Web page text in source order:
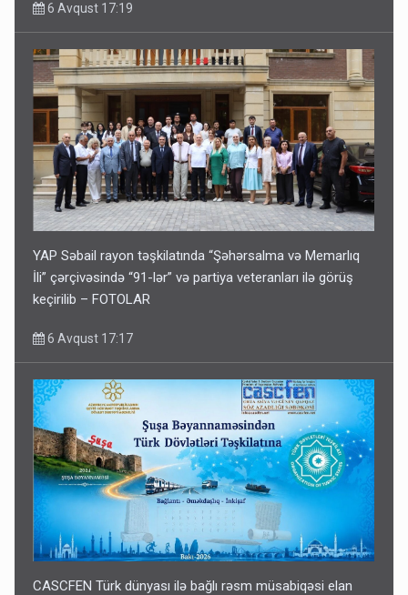
6 Avqust 17:19
YAP Səbail rayon təşkilatında “Şəhərsalma və Memarlıq
İli” çərçivəsində “91-lər” və partiya veteranları ilə görüş
keçirilib – FOTOLAR
6 Avqust 17:17
CASCFEN Türk dünyası ilə bağlı rəsm müsabiqəsi elan